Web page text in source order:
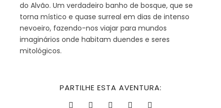
do Alvão. Um verdadeiro banho de bosque, que se
torna místico e quase surreal em dias de intenso
nevoeiro, fazendo-nos viajar para mundos
imaginários onde habitam duendes e seres
mitológicos.
PARTILHE ESTA AVENTURA: